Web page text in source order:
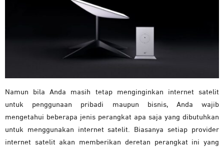
Namun bila Anda masih tetap menginginkan internet satelit
untuk penggunaan pribadi maupun bisnis, Anda wajib
mengetahui beberapa jenis perangkat apa saja yang dibutuhkan
untuk menggunakan internet satelit. Biasanya setiap provider
internet satelit akan memberikan deretan perangkat ini yang